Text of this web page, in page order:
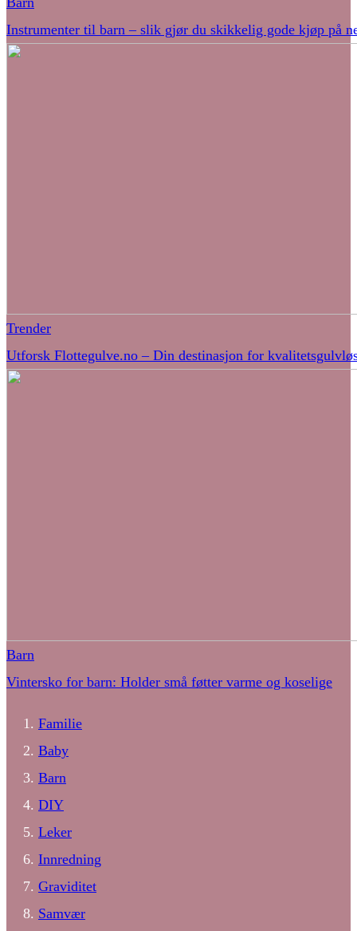
Instrumenter til barn – slik gjør du skikkelig gode kjøp på
Trender
Utforsk Flottegulve.no – Din destinasjon for
Barn
Vintersko for barn: Holder små føtter varme og koselige
Familie
Baby
Barn
DIY
Leker
Innredning
Graviditet
Samvær